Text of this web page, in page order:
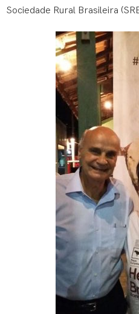
Sociedade Rural Brasileira